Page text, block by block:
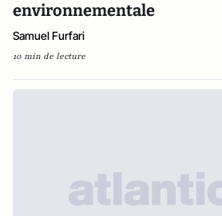
environnementale
Samuel Furfari
10 min de lecture